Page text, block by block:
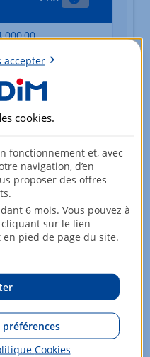
000,00
par ce terrain
000,00
EUR
000,00
EUR
par ce terrain
EUR
par ce terrain
000,00
EUR
accepter
cookies.
fonctionnement et, avec
navigation, d’en
proposer des offres
6 mois. Vous pouvez à
cliquant sur le lien
en pied de page du site.
Cookies